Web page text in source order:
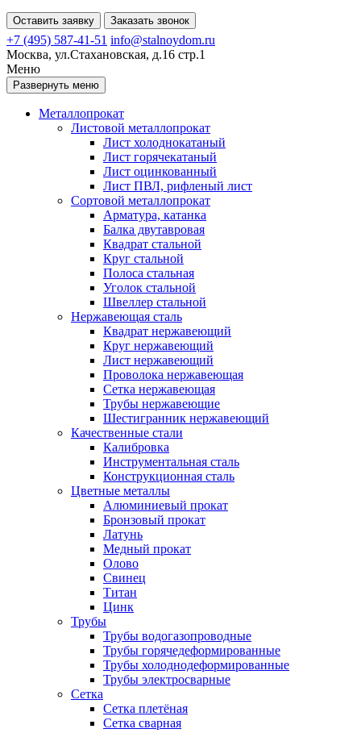
Оставить заявку Заказать звонок
+7 (495) 587-41-51 info@stalnoydom.ru
Москва, ул.Стахановская, д.16 стр.1
Меню
Развернуть меню
Металлопрокат
Листовой металлопрокат
Лист холоднокатаный
Лист горячекатаный
Лист оцинкованный
Лист ПВЛ, рифленый лист
Сортовой металлопрокат
Арматура, катанка
Балка двутавровая
Квадрат стальной
Круг стальной
Полоса стальная
Уголок стальной
Швеллер стальной
Нержавеющая сталь
Квадрат нержавеющий
Круг нержавеющий
Лист нержавеющий
Проволока нержавеющая
Сетка нержавеющая
Трубы нержавеющие
Шестигранник нержавеющий
Качественные стали
Калибровка
Инструментальная сталь
Конструкционная сталь
Цветные металлы
Алюминиевый прокат
Бронзовый прокат
Латунь
Медный прокат
Олово
Свинец
Титан
Цинк
Трубы
Трубы водогазопроводные
Трубы горячедеформированные
Трубы холоднодеформированные
Трубы электросварные
Сетка
Сетка плетёная
Сетка сварная